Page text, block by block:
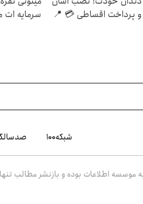
و پرداخت اقساطی 💳 📍
سرمایه
شبکه۱۰۰
اطلاعات بوده و بازنشر مطالب